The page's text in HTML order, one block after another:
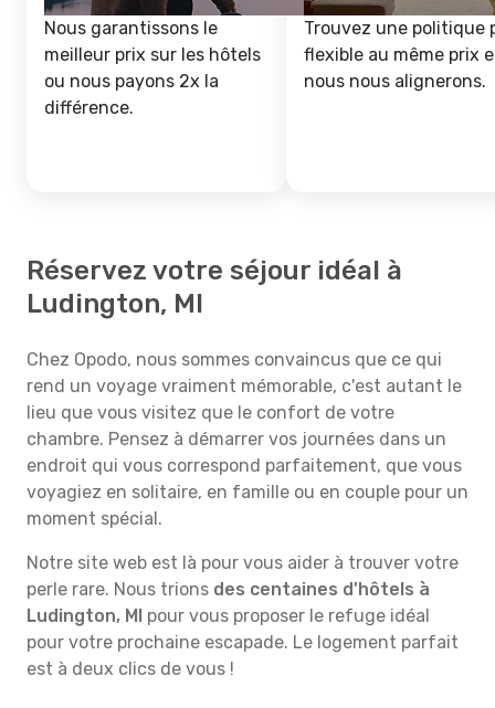
Nous garantissons le
meilleur prix sur les hôtels
ou nous payons 2x la
différence.
Trouvez une politique
flexible au même prix
nous nous alignerons.
Réservez votre séjour idéal à
Ludington, MI
Chez Opodo, nous sommes convaincus que ce qui
rend un voyage vraiment mémorable, c'est autant le
lieu que vous visitez que le confort de votre
chambre. Pensez à démarrer vos journées dans un
endroit qui vous correspond parfaitement, que vous
voyagiez en solitaire, en famille ou en couple pour un
moment spécial.
Notre site web est là pour vous aider à trouver votre
perle rare. Nous trions des centaines d'hôtels à
Ludington, MI pour vous proposer le refuge idéal
pour votre prochaine escapade. Le logement parfait
est à deux clics de vous !